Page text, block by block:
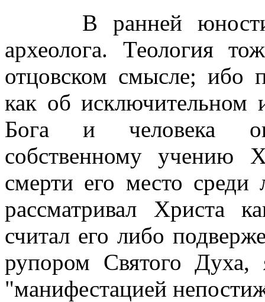
В ранней юности
археолога. Теология
отцовском смысле; ибо
как об
Бога и человека
собственному учению
смерти его место
рассматривал Христа
считал его либо
рупором Святого Духа,
"манифестацией